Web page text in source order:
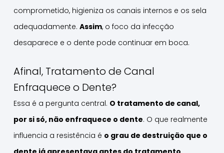
comprometido, higieniza os canais internos e os sela
adequadamente. Assim, o foco da infecção
desaparece e o dente pode continuar em boca.
Afinal, Tratamento de Canal
Enfraquece o Dente?
Essa é a pergunta central. O tratamento de canal,
por si só, não enfraquece o dente. O que realmente
influencia a resistência é o grau de destruição que o